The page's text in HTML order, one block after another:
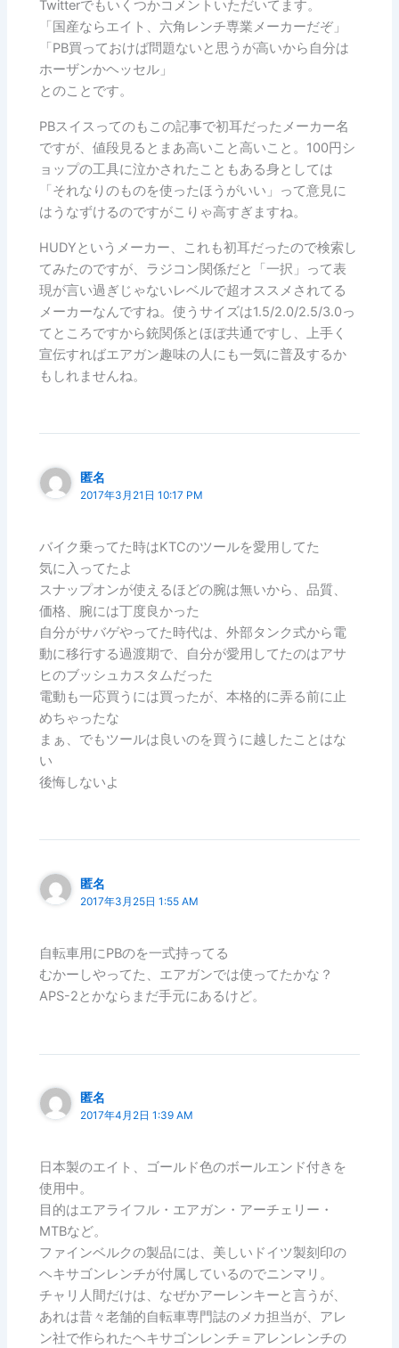
Twitterでもいくつかコメントいただいてます。
「国産ならエイト、六角レンチ専業メーカーだぞ」
「PB買っておけば問題ないと思うが高いから自分は
ホーザンかヘッセル」
とのことです。
PBスイスってのもこの記事で初耳だったメーカー名
ですが、値段見るとまあ高いこと高いこと。100円シ
ョップの工具に泣かされたこともある身としては
「それなりのものを使ったほうがいい」って意見に
はうなずけるのですがこりゃ高すぎますね。
HUDYというメーカー、これも初耳だったので検索し
てみたのですが、ラジコン関係だと「一択」って表
現が言い過ぎじゃないレベルで超オススメされてる
メーカーなんですね。使うサイズは1.5/2.0/2.5/3.0っ
てところですから銃関係とほぼ共通ですし、上手く
宣伝すればエアガン趣味の人にも一気に普及するか
もしれませんね。
匿名
2017年3月21日 10:17 PM
バイク乗ってた時はKTCのツールを愛用してた
気に入ってたよ
スナップオンが使えるほどの腕は無いから、品質、
価格、腕には丁度良かった
自分がサバゲやってた時代は、外部タンク式から電
動に移行する過渡期で、自分が愛用してたのはアサ
ヒのブッシュカスタムだった
電動も一応買うには買ったが、本格的に弄る前に止
めちゃったな
まぁ、でもツールは良いのを買うに越したことはな
い
後悔しないよ
匿名
2017年3月25日 1:55 AM
自転車用にPBのを一式持ってる
むかーしやってた、エアガンでは使ってたかな？
APS-2とかならまだ手元にあるけど。
匿名
2017年4月2日 1:39 AM
日本製のエイト、ゴールド色のボールエンド付きを
使用中。
目的はエアライフル・エアガン・アーチェリー・
MTBなど。
ファインベルクの製品には、美しいドイツ製刻印の
ヘキサゴンレンチが付属しているのでニンマリ。
チャリ人間だけは、なぜかアーレンキーと言うが、
あれは昔々老舗的自転車専門誌のメカ担当が、アレ
ン社で作られたヘキサゴンレンチ＝アレンレンチの